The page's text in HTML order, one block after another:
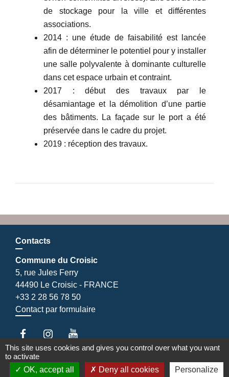
de stockage pour la ville et différentes
associations.
2014 : une étude de faisabilité est lancée
afin de déterminer le potentiel pour y installer
une salle polyvalente à dominante culturelle
dans cet espace urbain et contraint.
2017 : début des travaux par le
désamiantage et la démolition d’une partie
des bâtiments. La façade sur le port a été
préservée dans le cadre du projet.
2019 : réception des travaux.
Contacts
Commune du Croisic
5, rue Jules Ferry
44490 Le Croisic - FRANCE
+33 2 28 56 78 50
Contact par formulaire
Liens
This site uses cookies and gives you control over what you want
to activate
OK, accept all
Deny all cookies Personalize